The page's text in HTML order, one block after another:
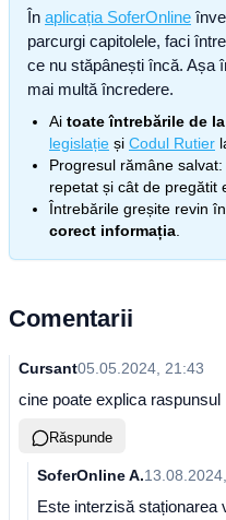
În aplicația SoferOnline
parcurgi capitolele, faci
ce nu stăpânești încă. Așa
mai multă încredere.
Ai toate întrebările de
legislație și Codul Rutier
Progresul rămâne
repetat și cât de pregătit
Întrebările greșite revin
corect informația
Comentarii
Cursant05.05.2024, 21:43
cine poate explica raspunsul
Răspunde
SoferOnline A.
Este interzisă staționarea